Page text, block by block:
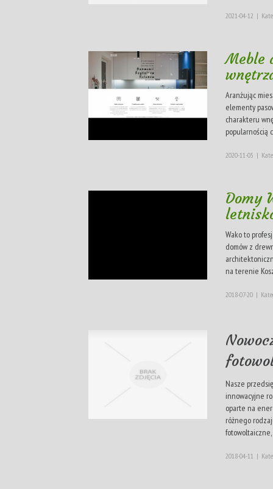
2021-04-12 |
Meble
Aranżując
elementy
charakteru
popularnością
2020-11-05 |
Domy
Wako to
domów z
na terenie
2018-07-20 |
Nasze
innowacyjne
oparte na
różnego
fotowoltaiczne,
2018-04-11 |